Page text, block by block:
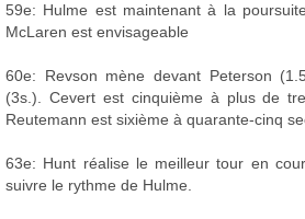
59e: Hulme est maintenant à la
McLaren est envisageable
60e: Revson mène devant Peterson
(3s.). Cevert est cinquième à plus de
Reutemann est sixième à quarante-cinq
63e: Hunt réalise le meilleur tour en
suivre le rythme de Hulme.